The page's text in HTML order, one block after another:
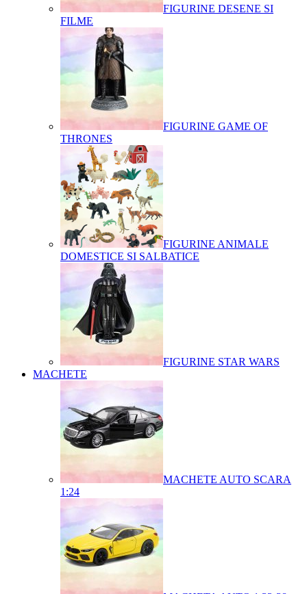
FIGURINE DESENE SI
FILME
FIGURINE GAME OF
THRONES
FIGURINE ANIMALE
DOMESTICE SI SALBATICE
FIGURINE STAR WARS
MACHETE
MACHETE AUTO SCARA
1:24